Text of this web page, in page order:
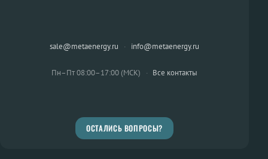
sale@metaenergy.ru · info@metaenergy.ru
Пн–Пт 08:00–17:00 (МСК) · Все контакты
ОСТАЛИСЬ ВОПРОСЫ?